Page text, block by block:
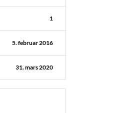
1
5. februar 2016
31. mars 2020